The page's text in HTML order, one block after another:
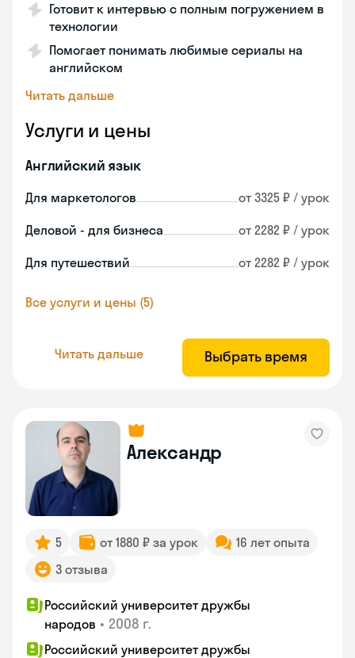
Готовит к интервью с полным погружением в
технологии
Помогает понимать любимые сериалы на
английском
Читать дальше
Услуги и цены
Английский язык
Для маркетологов от 3325 ₽ / урок
Деловой - для бизнеса от 2282 ₽ / урок
Для путешествий от 2282 ₽ / урок
Все услуги и цены (5)
Читать дальше Выбрать время
Александр
5 от 1880 ₽ за урок
16 лет опыта
3 отзыва
Российский университет дружбы
народов • 2008 г.
Российский университет дружбы